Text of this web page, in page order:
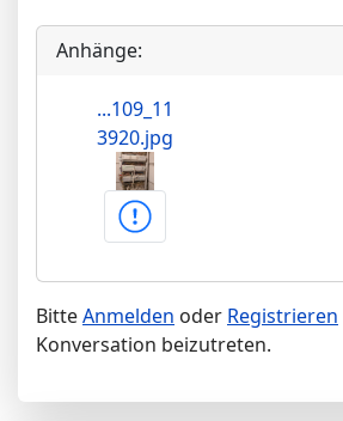
Anhänge:
...109_11
3920.jpg
BitteAnmelden oder Registrieren
Konversation beizutreten.